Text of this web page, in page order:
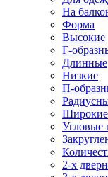
На
Форма
Высокие
Г-
Длинные
Низкие
П-
Широкие
Угловые
2-х